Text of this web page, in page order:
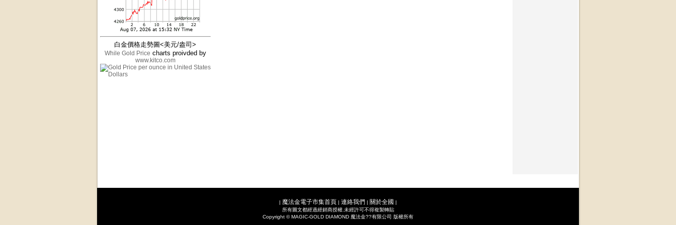
白金價格走勢圖<美元/盎司>
While Gold Price charts proivded by
www.kitco.com
| 魔法金電子市集首頁 | 連絡我們 | 關於全國 |
所有圖文都經過經銷商授權.未經許可不得複製轉貼
Copyright © MAGIC-GOLD DIAMOND 魔法金??有限公司 版權所有